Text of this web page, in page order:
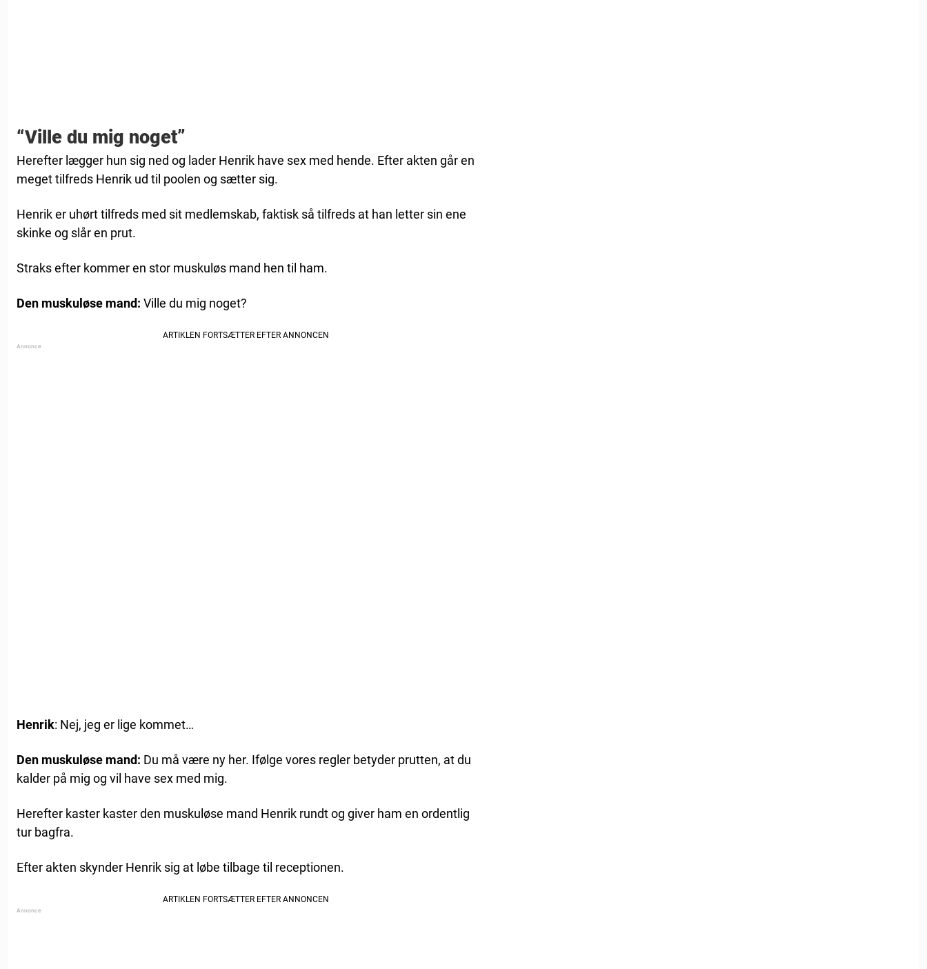
“Ville du mig noget”
Herefter lægger hun sig ned og lader Henrik have sex med hende. Efter akten går en
meget tilfreds Henrik ud til poolen og sætter sig.
Henrik er uhørt tilfreds med sit medlemskab, faktisk så tilfreds at han letter sin ene
skinke og slår en prut.
Straks efter kommer en stor muskuløs mand hen til ham.
Den muskuløse mand: Ville du mig noget?
Henrik: Nej, jeg er lige kommet…
Den muskuløse mand: Du må være ny her. Ifølge vores regler betyder prutten, at du
kalder på mig og vil have sex med mig.
Herefter kaster kaster den muskuløse mand Henrik rundt og giver ham en ordentlig
tur bagfra.
Efter akten skynder Henrik sig at løbe tilbage til receptionen.